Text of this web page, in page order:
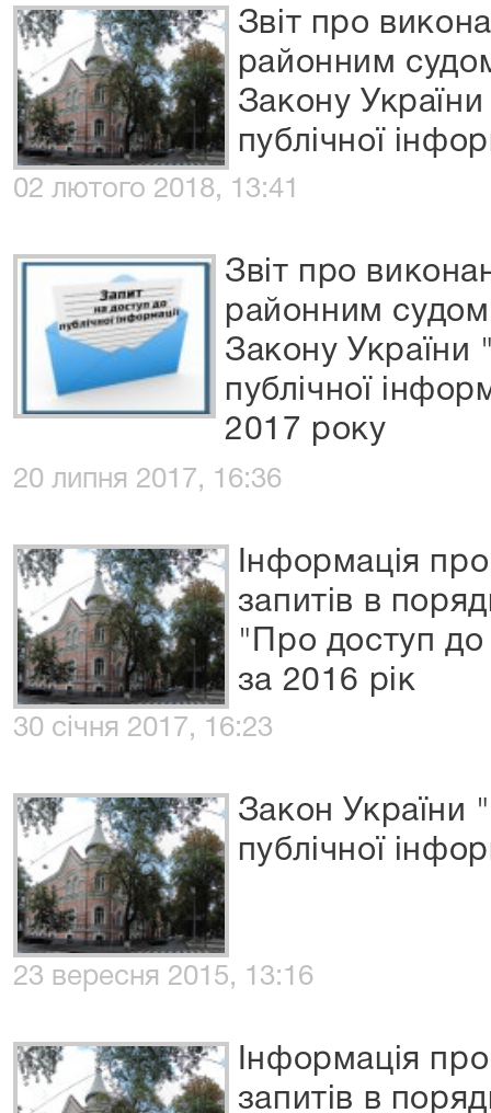
Звіт про
районним
Закону
публічної
02 лютого 2018, 13:41
Звіт про
районним
Закону України
публічної
2017 року
20 липня 2017, 16:36
Інформація
запитів в
"Про доступ до
за 2016 рік
30 січня 2017, 16:23
Закон України
публічної
23 вересня 2015, 13:16
Інформація
запитів в